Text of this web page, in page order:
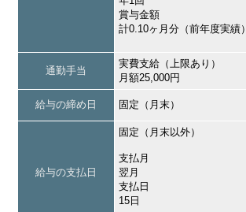
賞与金額
計0.10ヶ月分（前年度実績）
通勤手当
実費支給（上限あり）
月額25,000円
給与の締め日 固定（月末）
給与の支払日
固定（月末以外）
支払月
翌月
支払日
15日